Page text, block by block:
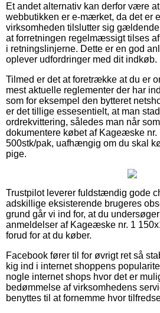
Et andet alternativ kan derfor være
webbutikken er e-mærket, da det er
virksomheden tilslutter sig
at forretningen regelmæssigt tilses
i retningslinjerne. Dette er en god
oplever udfordringer med dit indkøb.
Tilmed er det at foretrække at du er
mest aktuelle reglementer der har
som for eksempel den bytteret
er det tillige essesentielt, at man
ordrekvittering, således man når
dokumentere købet af Kageæske nr.
500stk/pak, uafhængig om du skal
pige.
Trustpilot leverer fuldstændig gode
adskillige eksisterende brugeres
grund går vi ind for, at du
anmeldelser af Kageæske nr. 1
forud for at du køber.
Facebook fører til for øvrigt ret så
kig ind i internet shoppens
nogle internet shops hvor det er
bedømmelse af virksomhedens
benyttes til at fornemme hvor